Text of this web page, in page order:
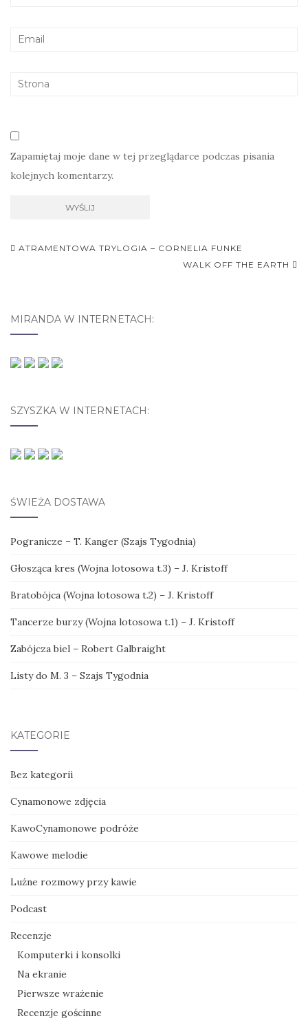
Zapamiętaj moje dane w tej przeglądarce podczas pisania
kolejnych komentarzy.
ATRAMENTOWA TRYLOGIA – CORNELIA FUNKE
WALK OFF THE EARTH
MIRANDA W INTERNETACH:
SZYSZKA W INTERNETACH:
ŚWIEŻA DOSTAWA
Pogranicze – T. Kanger (Szajs Tygodnia)
Głosząca kres (Wojna lotosowa t.3) – J. Kristoff
Bratobójca (Wojna lotosowa t.2) – J. Kristoff
Tancerze burzy (Wojna lotosowa t.1) – J. Kristoff
Zabójcza biel – Robert Galbraight
Listy do M. 3 – Szajs Tygodnia
KATEGORIE
Bez kategorii
Cynamonowe zdjęcia
KawoCynamonowe podróże
Kawowe melodie
Luźne rozmowy przy kawie
Podcast
Recenzje
Komputerki i konsolki
Na ekranie
Pierwsze wrażenie
Recenzje gościnne